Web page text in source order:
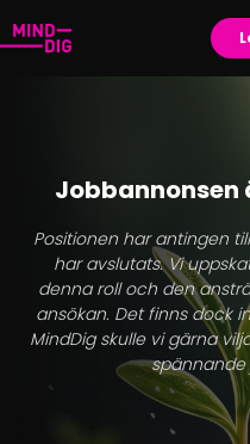
Positionen har antingen
har avslutats. Vi
denna roll och den
ansökan. Det finns dock
MindDig skulle vi gärna